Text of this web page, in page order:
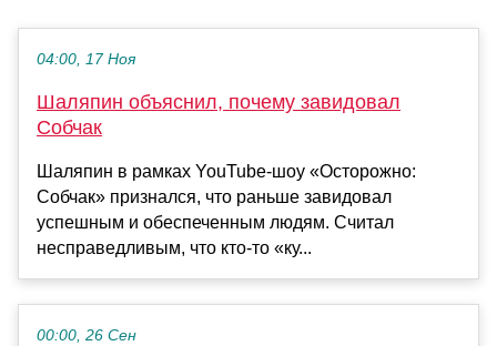
04:00, 17 Ноя
Шаляпин объяснил, почему завидовал
Собчак
Шаляпин в рамках YouTube-шоу «Осторожно:
Собчак» признался, что раньше завидовал
успешным и обеспеченным людям. Считал
несправедливым, что кто-то «ку...
00:00, 26 Сен